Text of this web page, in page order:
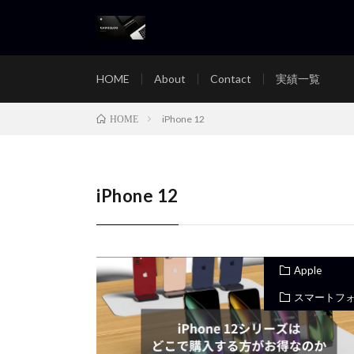
HOME About Contact 実績一覧
HOME iPhone 12
iPhone 12
Apple
スマートフ